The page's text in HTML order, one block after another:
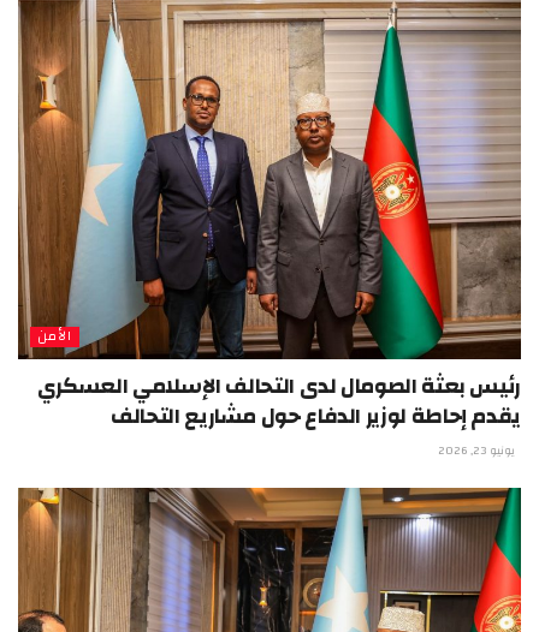
الأمن
رئيس بعثة الصومال لدى التحالف الإسلامي العسكري
يقدم إحاطة لوزير الدفاع حول مشاريع التحالف
يونيو 23, 2026